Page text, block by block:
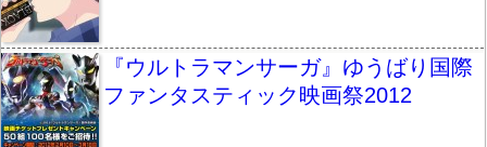
『ウルトラマンサーガ』ゆうばり国際
ファンタスティック映画祭2012